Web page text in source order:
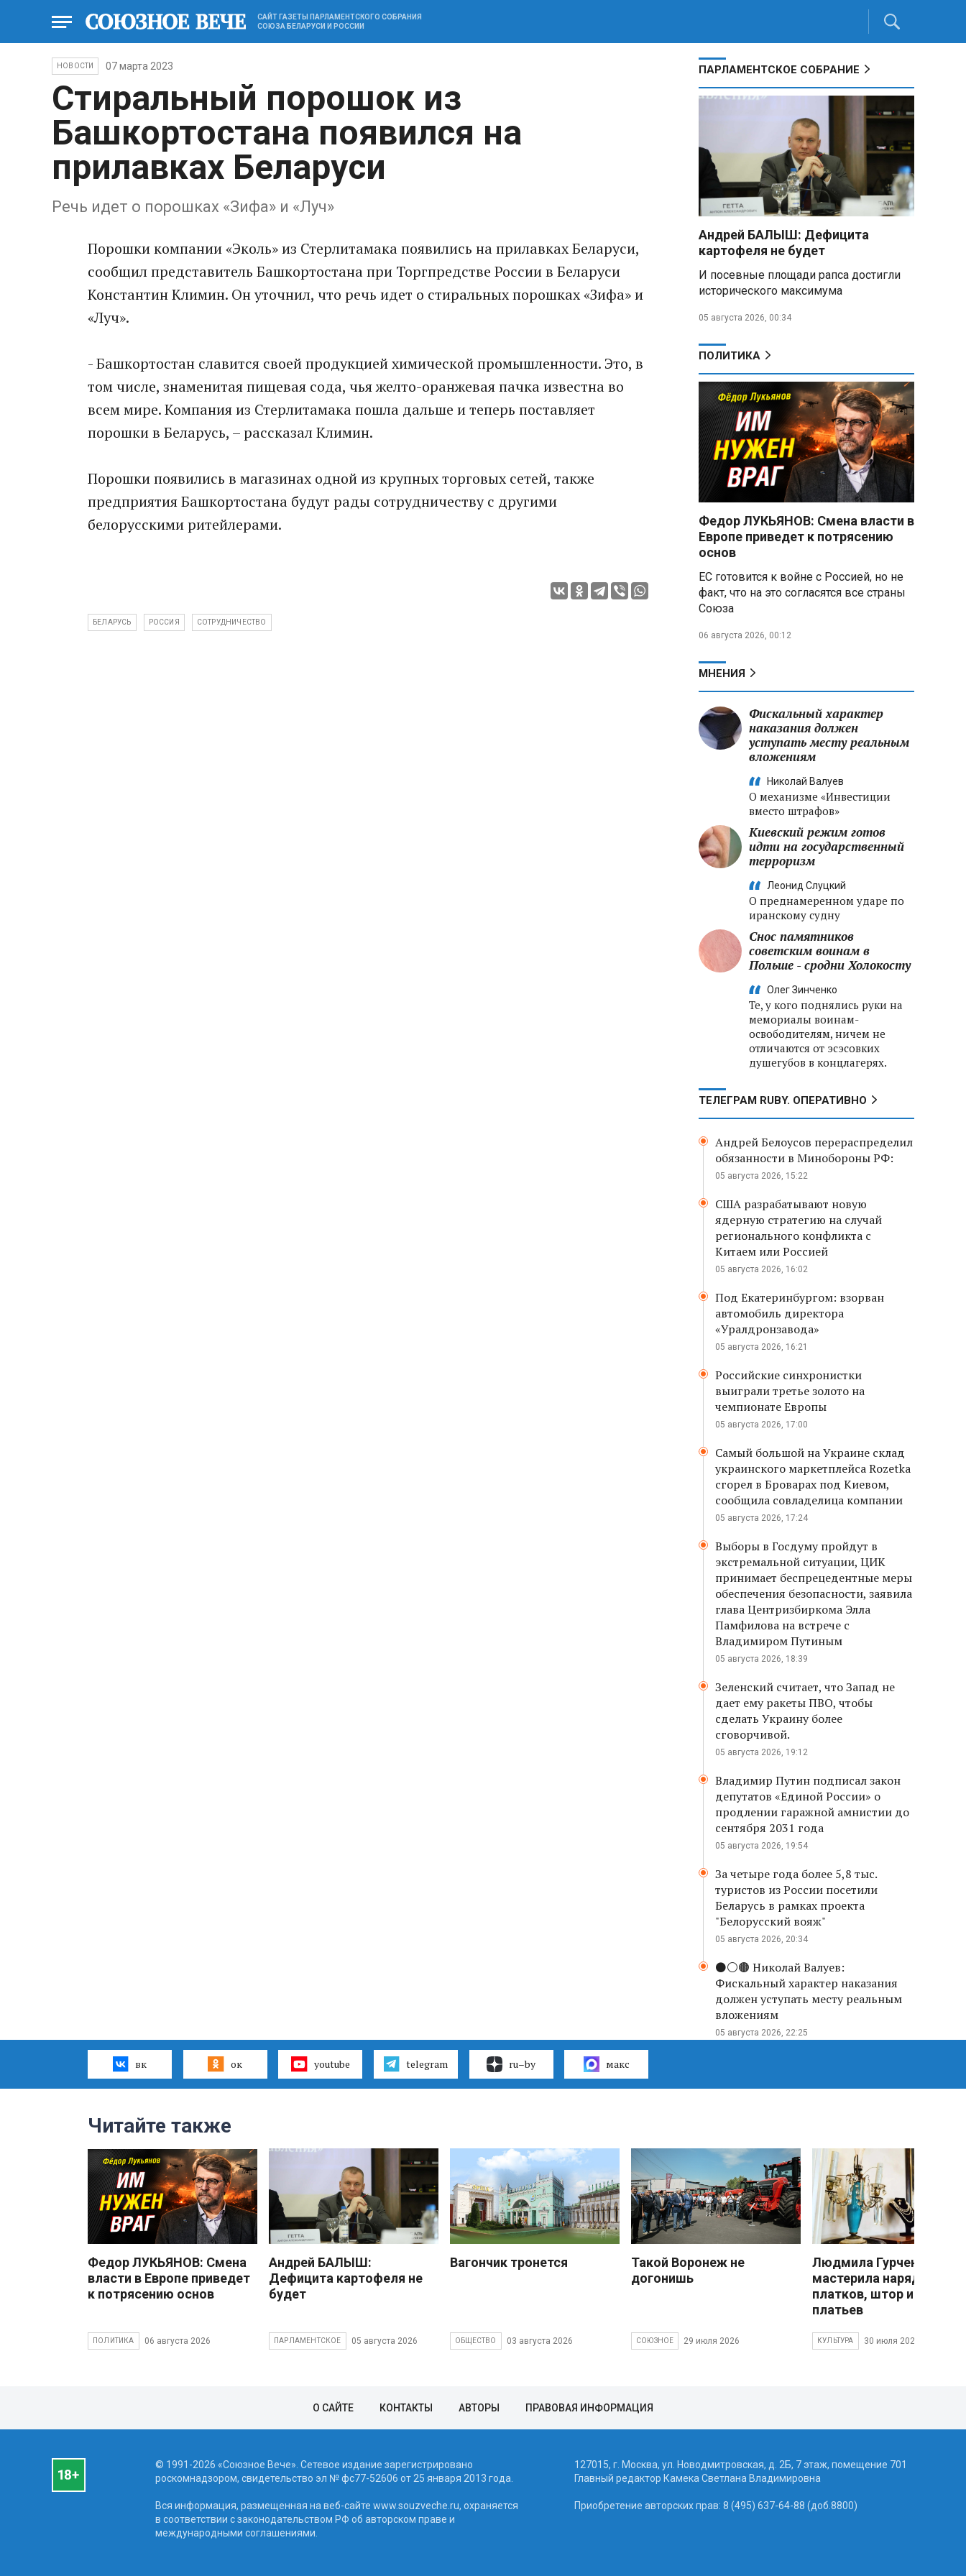
САЙТ ГАЗЕТЫ ПАРЛАМЕНТСКОГО СОБРАНИЯ
СОЮЗА БЕЛАРУСИ И РОССИИ
НОВОСТИ 07 марта 2023
Стиральный порошок из
Башкортостана появился на
прилавках Беларуси
Речь идет о порошках «Зифа» и «Луч»
Порошки компании «Эколь» из Стерлитамака появились на прилавках Беларуси,
сообщил представитель Башкортостана при Торгпредстве России в Беларуси
Константин Климин. Он уточнил, что речь идет о стиральных порошках «Зифа» и
«Луч».
- Башкортостан славится своей продукцией химической промышленности. Это, в
том числе, знаменитая пищевая сода, чья желто-оранжевая пачка известна во
всем мире. Компания из Стерлитамака пошла дальше и теперь поставляет
порошки в Беларусь, – рассказал Климин.
Порошки появились в магазинах одной из крупных торговых сетей, также
предприятия Башкортостана будут рады сотрудничеству с другими
белорусскими ритейлерами.
БЕЛАРУСЬ РОССИЯ СОТРУДНИЧЕСТВО
ПАРЛАМЕНТСКОЕ СОБРАНИЕ
Андрей БАЛЫШ: Дефицита
картофеля не будет
И посевные площади рапса достигли
исторического максимума
05 августа 2026, 00:34
ПОЛИТИКА
Федор ЛУКЬЯНОВ: Смена власти в
Европе приведет к потрясению
основ
ЕС готовится к войне с Россией, но не
факт, что на это согласятся все страны
Союза
06 августа 2026, 00:12
МНЕНИЯ
Фискальный характер
наказания должен
уступать месту реальным
вложениям
Николай Валуев
О механизме «Инвестиции
вместо штрафов»
Киевский режим готов
идти на государственный
терроризм
Леонид Слуцкий
О преднамеренном ударе по
иранскому судну
Снос памятников
советским воинам в
Польше - сродни Холокосту
Олег Зинченко
Те, у кого поднялись руки на
мемориалы воинам-
освободителям, ничем не
отличаются от эсэсовких
душегубов в концлагерях.
ТЕЛЕГРАМ RUBY. ОПЕРАТИВНО
Андрей Белоусов перераспределил
обязанности в Минобороны РФ:
05 августа 2026, 15:22
США разрабатывают новую
ядерную стратегию на случай
регионального конфликта с
Китаем или Россией
05 августа 2026, 16:02
Под Екатеринбургом: взорван
автомобиль директора
«Уралдронзавода»
05 августа 2026, 16:21
Российские синхронистки
выиграли третье золото на
чемпионате Европы
05 августа 2026, 17:00
Самый большой на Украине склад
украинского маркетплейса Rozetka
сгорел в Броварах под Киевом,
сообщила совладелица компании
05 августа 2026, 17:24
Выборы в Госдуму пройдут в
экстремальной ситуации, ЦИК
принимает беспрецедентные меры
обеспечения безопасности, заявила
глава Центризбиркома Элла
Памфилова на встрече с
Владимиром Путиным
05 августа 2026, 18:39
Зеленский считает, что Запад не
дает ему ракеты ПВО, чтобы
сделать Украину более
сговорчивой.
05 августа 2026, 19:12
Владимир Путин подписал закон
депутатов «Единой России» о
продлении гаражной амнистии до
сентября 2031 года
05 августа 2026, 19:54
За четыре года более 5,8 тыс.
туристов из России посетили
Беларусь в рамках проекта
"Белорусский вояж"
05 августа 2026, 20:34
⚫️⚪️🟤 Николай Валуев:
Фискальный характер наказания
должен уступать месту реальным
вложениям
05 августа 2026, 22:25
вк ок youtube telegram ru–by макс
Читайте также
Федор ЛУКЬЯНОВ: Смена
власти в Европе приведет
к потрясению основ
ПОЛИТИКА 06 августа 2026
Андрей БАЛЫШ:
Дефицита картофеля не
будет
ПАРЛАМЕНТСКОЕ 05 августа 2026
Вагончик тронется
ОБЩЕСТВО 03 августа 2026
Такой Воронеж не
догонишь
СОЮЗНОЕ 29 июля 2026
Людмила Гурченко
мастерила наряды из
платков, штор и детских
платьев
КУЛЬТУРА 30 июля 2026
О САЙТЕ КОНТАКТЫ АВТОРЫ ПРАВОВАЯ ИНФОРМАЦИЯ
© 1991-2026 «Союзное Вече». Сетевое издание зарегистрировано
роскомнадзором, свидетельство эл № фc77-52606 от 25 января 2013 года.
Вся информация, размещенная на веб-сайте www.souzveche.ru, охраняется
в соответствии с законодательством РФ об авторском праве и
международными соглашениями.
127015, г. Москва, ул. Новодмитровская, д. 2Б, 7 этаж, помещение 701
Главный редактор Камека Светлана Владимировна
Приобретение авторских прав: 8 (495) 637-64-88 (доб.8800)